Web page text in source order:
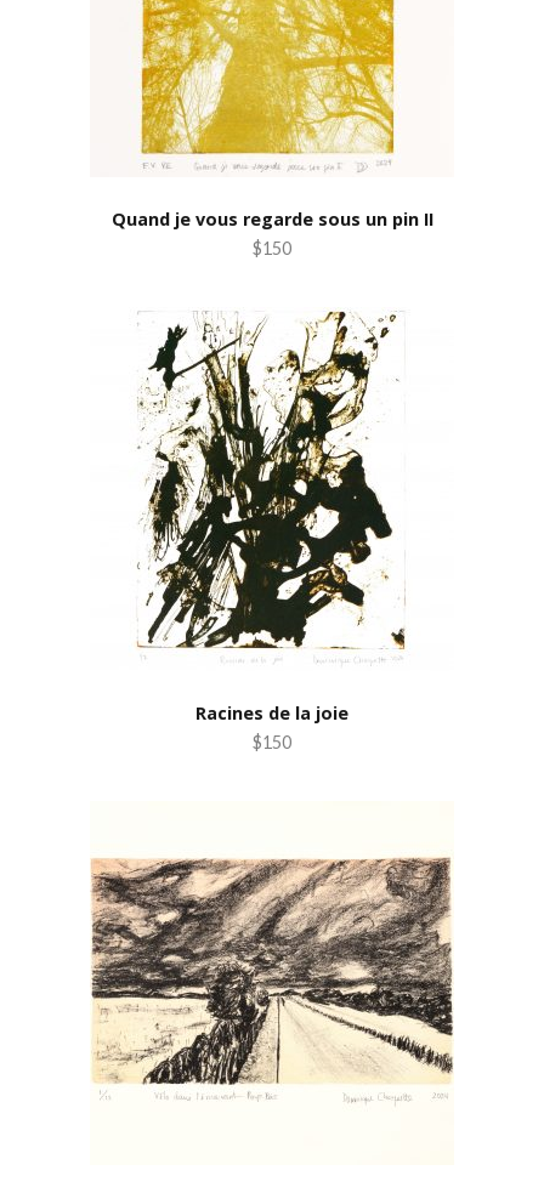
Quand je vous regarde sous un pin II
$150
Racines de la joie
$150